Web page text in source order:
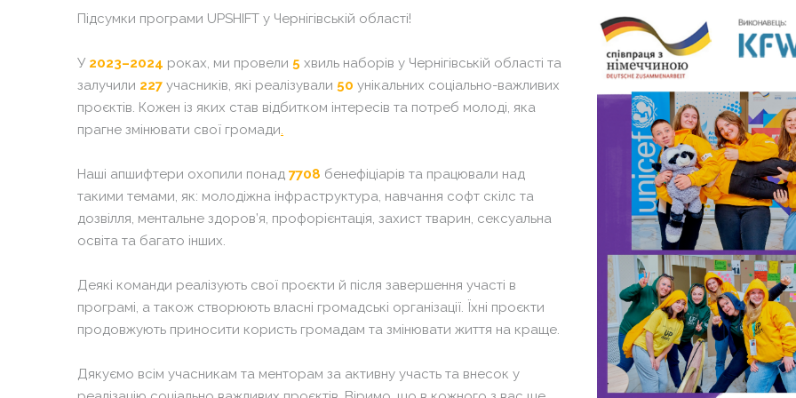
Підсумки програми UPSHIFT у Чернігівській області!
У 2023–2024 роках, ми провели 5 хвиль наборів у Чернігівській області та
залучили 227 учасників, які реалізували 50 унікальних соціально-важливих
проєктів. Кожен із яких став відбитком інтересів та потреб молоді, яка
прагне змінювати свої громади.
Наші апшифтери охопили понад 7708 бенефіціарів та працювали над
такими темами, як: молодіжна інфраструктура, навчання софт скілс та
дозвілля, ментальне здоров’я, профорієнтація, захист тварин, сексуальна
освіта та багато інших.
Деякі команди реалізують свої проєкти й після завершення участі в
програмі, а також створюють власні громадські організації. Їхні проєкти
продовжують приносити користь громадам та змінювати життя на краще.
Дякуємо всім учасникам та менторам за активну участь та внесок у